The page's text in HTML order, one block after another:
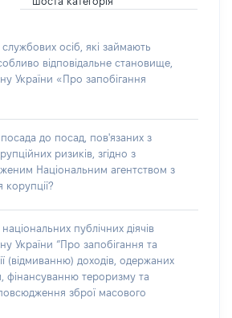
осіб, які займають
відповідальне становище,
України «Про запобігання
до посад, пов'язаних з
ризиків, згідно з
Національним агентством з
корупції?
публічних діячів
України “Про запобігання та
(відмиванню) доходів, одержаних
тероризму та
зброї масового